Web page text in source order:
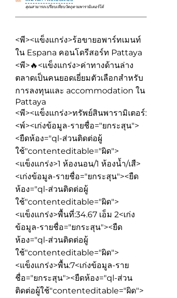
คุณสามารถเปรียบเทียบวัตถุตามพารามิเตอร์ได้
<พี><แข็งแกร่ง>ร้อขายอพาร์ทเมนท์
ใน Espana คอนโดรีสอร์ท Pattaya
<พี>🔥<แข็งแกร่ง>ค่าทางด้านล่าง
ตลาดเป็นคนยอดเยี่ยมตัวเลือกสำหรับ
การลงทุนและ accommodation ใน
Pattaya
<พี><แข็งแกร่ง>ทรัพย์สินพารามิเตอร์:
<พ์><เก่งข้อมูล-รายชื่อ="ยกระสุน">
<ยืดห้อง="ql-ส่วนติดต่อผู้
ใช้"contenteditable="ผิด">
<แข็งแกร่ง>1 ห้องนอน/1 ห้องน้ำ/เสื>
<เก่งข้อมูล-รายชื่อ="ยกระสุน"><ยืด
ห้อง="ql-ส่วนติดต่อผู้
ใช้"contenteditable="ผิด">
<แข็งแกร่ง>พื้นที่:34.67 เอ็ม 2<เก่ง
ข้อมูล-รายชื่อ="ยกระสุน"><ยืด
ห้อง="ql-ส่วนติดต่อผู้
ใช้"contenteditable="ผิด">
<แข็งแกร่ง>พื้น:7<เก่งข้อมูล-ราย
ชื่อ="ยกระสุน"><ยืดห้อง="ql-ส่วน
ติดต่อผู้ใช้"contenteditable="ผิด">